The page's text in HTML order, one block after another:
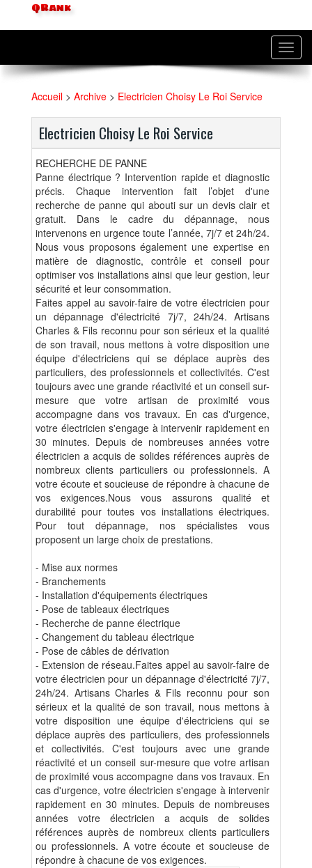
QRank
Accueil > Archive > Electricien Choisy Le Roi Service
Electricien Choisy Le Roi Service
RECHERCHE DE PANNE
Panne électrique ? Intervention rapide et diagnostic
précis. Chaque intervention fait l’objet d'une
recherche de panne qui abouti sur un devis clair et
gratuit. Dans le cadre du dépannage, nous
intervenons en urgence toute l’année, 7j/7 et 24h/24.
Nous vous proposons également une expertise en
matière de diagnostic, contrôle et conseil pour
optimiser vos installations ainsi que leur gestion, leur
sécurité et leur consommation.
Faites appel au savoir-faire de votre électricien pour
un dépannage d'électricité 7j/7, 24h/24. Artisans
Charles & Fils reconnu pour son sérieux et la qualité
de son travail, nous mettons à votre disposition une
équipe d'électriciens qui se déplace auprès des
particuliers, des professionnels et collectivités. C'est
toujours avec une grande réactivité et un conseil sur-
mesure que votre artisan de proximité vous
accompagne dans vos travaux. En cas d'urgence,
votre électricien s'engage à intervenir rapidement en
30 minutes. Depuis de nombreuses années votre
électricien a acquis de solides références auprès de
nombreux clients particuliers ou professionnels. A
votre écoute et soucieuse de répondre à chacune de
vos exigences.Nous vous assurons qualité et
durabilité pour toutes vos installations électriques.
Pour tout dépannage, nos spécialistes vous
proposent un large choix de prestations.
- Mise aux normes
- Branchements
- Installation d'équipements électriques
- Pose de tableaux électriques
- Recherche de panne électrique
- Changement du tableau électrique
- Pose de câbles de dérivation
- Extension de réseau.Faites appel au savoir-faire de
votre électricien pour un dépannage d'électricité 7j/7,
24h/24. Artisans Charles & Fils reconnu pour son
sérieux et la qualité de son travail, nous mettons à
votre disposition une équipe d'électriciens qui se
déplace auprès des particuliers, des professionnels
et collectivités. C'est toujours avec une grande
réactivité et un conseil sur-mesure que votre artisan
de proximité vous accompagne dans vos travaux. En
cas d'urgence, votre électricien s'engage à intervenir
rapidement en 30 minutes. Depuis de nombreuses
années votre électricien a acquis de solides
références auprès de nombreux clients particuliers
ou professionnels. A votre écoute et soucieuse de
répondre à chacune de vos exigences.